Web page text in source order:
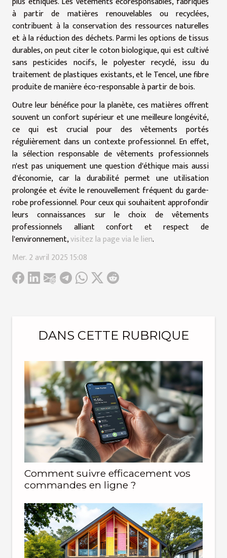
à partir de matières renouvelables ou recyclées,
contribuent à la conservation des ressources naturelles
et à la réduction des déchets. Parmi les options de tissus
durables, on peut citer le coton biologique, qui est cultivé
sans pesticides nocifs, le polyester recyclé, issu du
traitement de plastiques existants, et le Tencel, une fibre
produite de manière éco-responsable à partir de bois.
Outre leur bénéfice pour la planète, ces matières offrent
souvent un confort supérieur et une meilleure longévité,
ce qui est crucial pour des vêtements portés
régulièrement dans un contexte professionnel. En effet,
la sélection responsable de vêtements professionnels
n'est pas uniquement une question d'éthique mais aussi
d'économie, car la durabilité permet une utilisation
prolongée et évite le renouvellement fréquent du garde-
robe professionnel. Pour ceux qui souhaitent approfondir
leurs connaissances sur le choix de vêtements
professionnels alliant confort et respect de
l'environnement,visitez la page via le lien.
Mer. 2 avril 2025 15:08
DANS CETTE RUBRIQUE
Comment suivre efficacement vos
commandes en ligne ?